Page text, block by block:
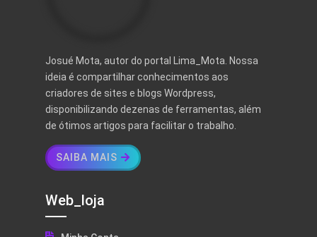
Josué Mota, autor do portal Lima_Mota. Nossa
ideia é compartilhar conhecimentos aos
criadores de sites e blogs Wordpress,
disponibilizando dezenas de ferramentas, além
de ótimos artigos para facilitar o trabalho.
SAIBA MAIS
Web_loja